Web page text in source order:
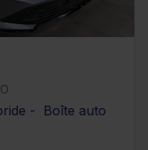
- Boîte auto